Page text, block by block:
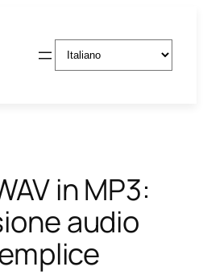
Scegli
una
in MP3:
audio